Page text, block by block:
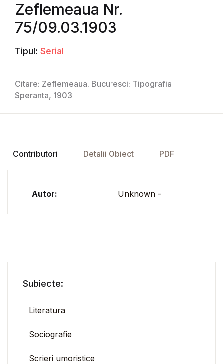
Zeflemeaua Nr.
75/09.03.1903
Tipul: Serial
Citare: Zeflemeaua. Bucuresci: Tipografia
Speranta, 1903
Contributori Detalii Obiect PDF
Autor: Unknown -
Subiecte:
Literatura
Sociografie
Scrieri umoristice